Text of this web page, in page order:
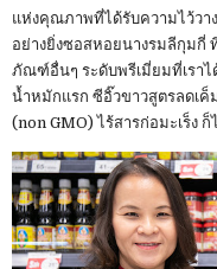
แห่งคุณภาพที่ได้รับความไว้วา
อย่างยิ่งซอสหอยนางรมลีกุมกี่
ภัณฑ์อื่นๆ ระดับพรีเมี่ยมที่เราไ
น้ำหมักแรก ซีอิ๊วขาวสูตรลดเ
(non GMO) ไร้สารก่อมะเร็ง